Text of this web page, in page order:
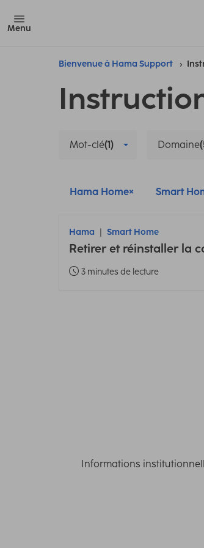
Menu
Bienvenue à Hama Support
Mot-clé(1) Domaine
Hama Home Smart
Hama Smart Home
Retirer et réinstaller la
3 minutes de lecture
Informations